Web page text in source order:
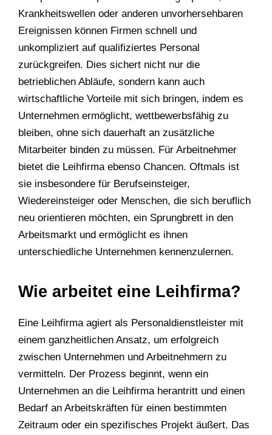
Krankheitswellen oder anderen unvorhersehbaren
Ereignissen können Firmen schnell und
unkompliziert auf qualifiziertes Personal
zurückgreifen. Dies sichert nicht nur die
betrieblichen Abläufe, sondern kann auch
wirtschaftliche Vorteile mit sich bringen, indem es
Unternehmen ermöglicht, wettbewerbsfähig zu
bleiben, ohne sich dauerhaft an zusätzliche
Mitarbeiter binden zu müssen. Für Arbeitnehmer
bietet die Leihfirma ebenso Chancen. Oftmals ist
sie insbesondere für Berufseinsteiger,
Wiedereinsteiger oder Menschen, die sich beruflich
neu orientieren möchten, ein Sprungbrett in den
Arbeitsmarkt und ermöglicht es ihnen
unterschiedliche Unternehmen kennenzulernen.
Wie arbeitet eine Leihfirma?
Eine Leihfirma agiert als Personaldienstleister mit
einem ganzheitlichen Ansatz, um erfolgreich
zwischen Unternehmen und Arbeitnehmern zu
vermitteln. Der Prozess beginnt, wenn ein
Unternehmen an die Leihfirma herantritt und einen
Bedarf an Arbeitskräften für einen bestimmten
Zeitraum oder ein spezifisches Projekt äußert. Das